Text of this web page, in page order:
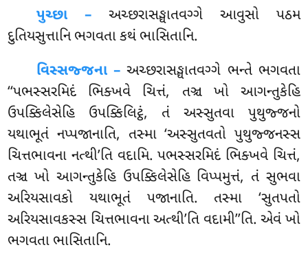
પુચ્છા –અચ્છરાસઙ્ઘાતવગ્ગે આવુસો પઠમ
દુતિયસુત્તાનિ ભગવતા કથં ભાસિતાનિ.
વિસ્સજ્જના – અચ્છરાસઙ્ઘાતવગ્ગે ભન્તે ભગવતા
‘‘પભસ્સરમિદં ભિક્ખવે ચિત્તં, તઞ્ચ ખો આગન્તુકેહિ
ઉપક્કિલેસેહિ ઉપક્કિલિટ્ઠં, તં અસ્સુતવા પુથુજ્જનો
યથાભૂતં નપ્પજાનાતિ, તસ્મા ‘અસ્સુતવતો પુથુજ્જનસ્સ
ચિત્તભાવના નત્થી’તિ વદામિ. પભસ્સરમિદં ભિક્ખવે ચિત્તં,
તઞ્ચ ખો આગન્તુકેહિ ઉપક્કિલેસેહિ વિપ્પમુત્તં, તં સુભવા
અરિયસાવકો યથાભૂતં પજાનાતિ. તસ્મા ‘સુતપતો
અરિયસાવકસ્સ ચિત્તભાવના અત્થી’તિ વદામી’’તિ. એવં ખો
ભગવતા ભાસિતાનિ.